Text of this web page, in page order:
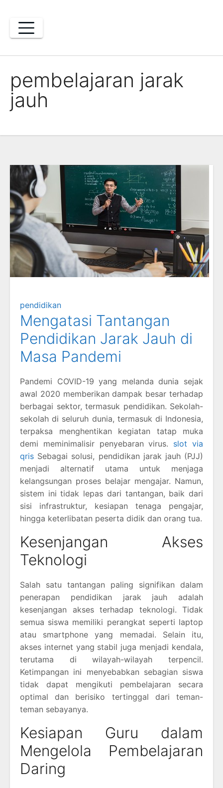
content
pembelajaran jarak
jauh
pendidikan
Mengatasi Tantangan
Pendidikan Jarak Jauh di
Masa Pandemi
Pandemi COVID-19 yang melanda dunia sejak
awal 2020 memberikan dampak besar terhadap
berbagai sektor, termasuk pendidikan. Sekolah-
sekolah di seluruh dunia, termasuk di Indonesia,
terpaksa menghentikan kegiatan tatap muka
demi meminimalisir penyebaran virus. slot via
qris Sebagai solusi, pendidikan jarak jauh (PJJ)
menjadi alternatif utama untuk menjaga
kelangsungan proses belajar mengajar. Namun,
sistem ini tidak lepas dari tantangan, baik dari
sisi infrastruktur, kesiapan tenaga pengajar,
hingga keterlibatan peserta didik dan orang tua.
Kesenjangan Akses
Teknologi
Salah satu tantangan paling signifikan dalam
penerapan pendidikan jarak jauh adalah
kesenjangan akses terhadap teknologi. Tidak
semua siswa memiliki perangkat seperti laptop
atau smartphone yang memadai. Selain itu,
akses internet yang stabil juga menjadi kendala,
terutama di wilayah-wilayah terpencil.
Ketimpangan ini menyebabkan sebagian siswa
tidak dapat mengikuti pembelajaran secara
optimal dan berisiko tertinggal dari teman-
teman sebayanya.
Kesiapan Guru dalam
Mengelola Pembelajaran
Daring